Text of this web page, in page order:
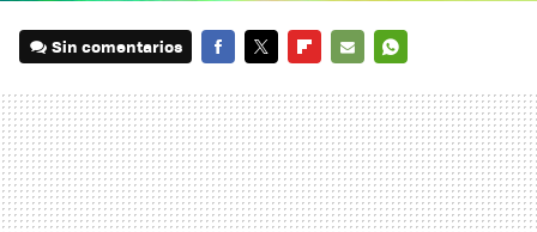
Sin comentarios
MAIL